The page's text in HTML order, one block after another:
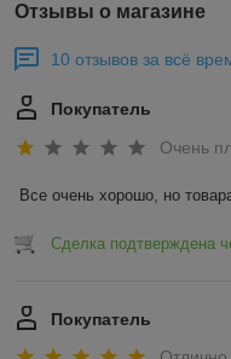
Отзывы о магазине
10 отзывов за всё
Покупатель
Очень
Все очень хорошо, но
Сделка подтверждена
Покупатель